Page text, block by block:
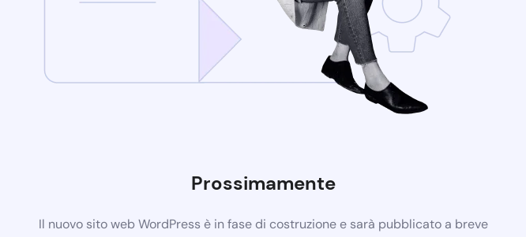
Prossimamente
Il nuovo sito web WordPress è in fase di costruzione e sarà pubblicato a breve